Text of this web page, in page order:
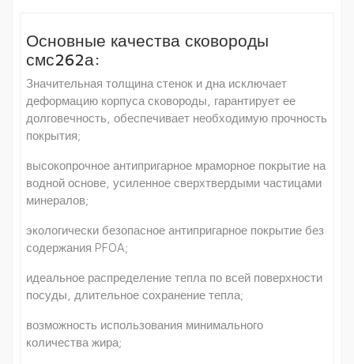
Основные качества сковороды
смс262а:
Значительная толщина стенок и дна исключает
деформацию корпуса сковороды, гарантирует ее
долговечность, обеспечивает необходимую прочность
покрытия;
высокопрочное антипригарное мраморное покрытие на
водной основе, усиленное сверхтвердыми частицами
минералов;
экологически безопасное антипригарное покрытие без
содержания PFOA;
идеальное распределение тепла по всей поверхности
посуды, длительное сохранение тепла;
возможность использования минимального
количества жира;